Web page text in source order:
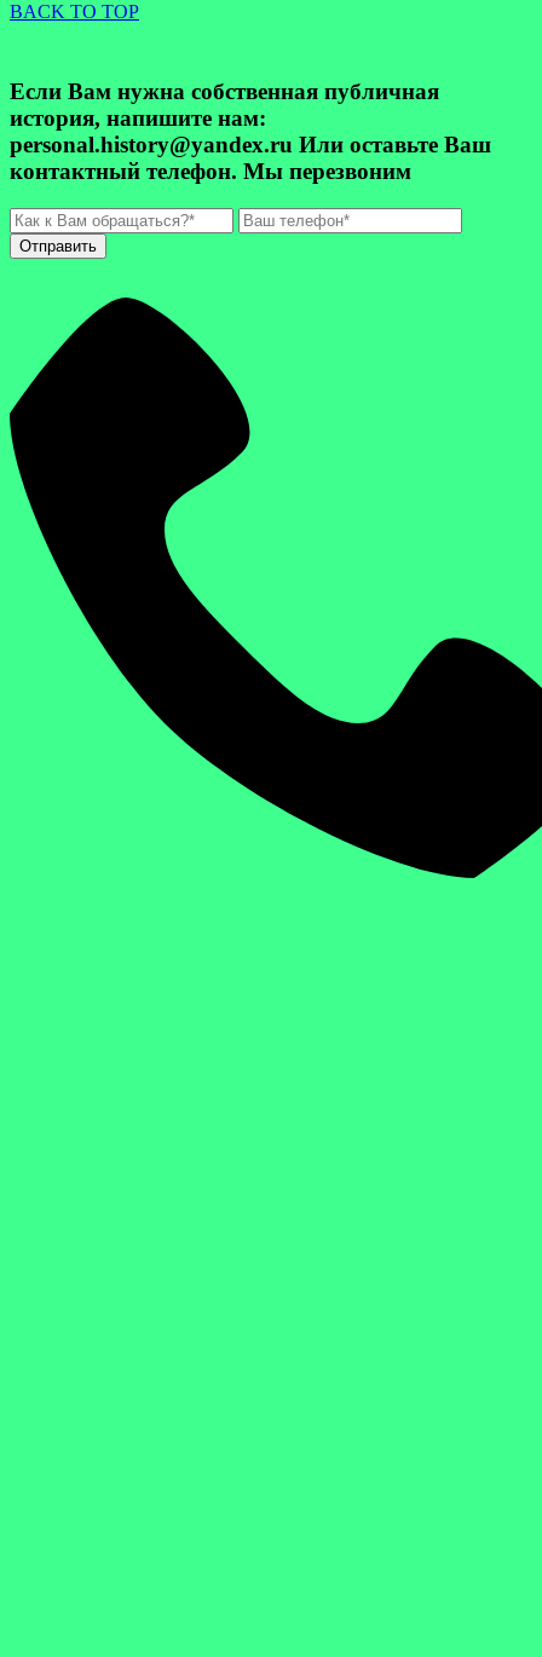
BACK TO TOP
Если Вам нужна собственная публичная
история, напишите нам:
personal.history@yandex.ru Или оставьте Ваш
контактный телефон. Мы перезвоним
Отправить